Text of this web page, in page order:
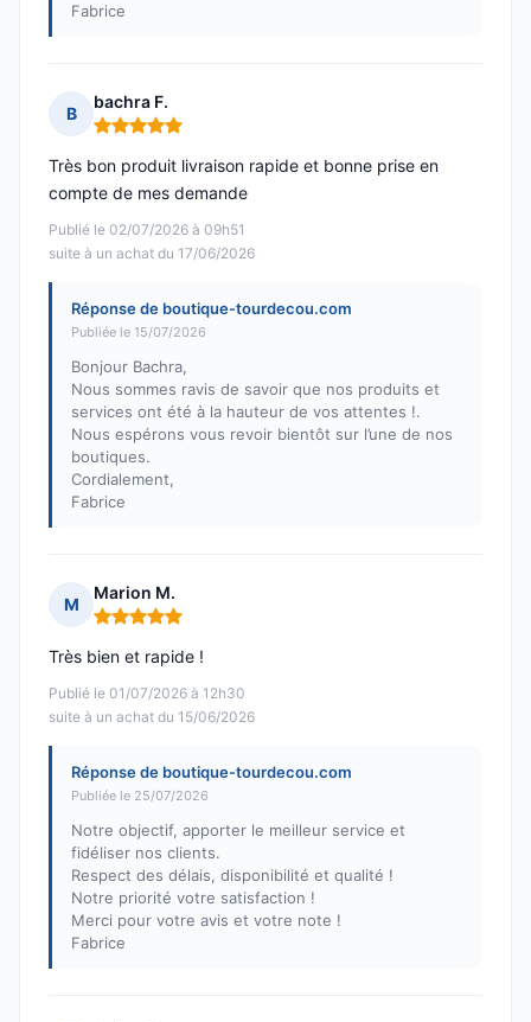
Fabrice
B
bachra F.
Note : 5 sur 5
Publié le 02/07/2026 à 09h51
suite à un achat du 17/06/2026
Très bon produit livraison rapide et bonne prise en
compte de mes demande
Réponse de boutique-tourdecou.com
Publiée le 15/07/2026
Bonjour Bachra,
Nous sommes ravis de savoir que nos produits et
services ont été à la hauteur de vos attentes !.
Nous espérons vous revoir bientôt sur l’une de nos
boutiques.
Cordialement,
Fabrice
M
Marion M.
Note : 5 sur 5
Publié le 01/07/2026 à 12h30
suite à un achat du 15/06/2026
Très bien et rapide !
Réponse de boutique-tourdecou.com
Publiée le 25/07/2026
Notre objectif, apporter le meilleur service et
fidéliser nos clients.
Respect des délais, disponibilité et qualité !
Notre priorité votre satisfaction !
Merci pour votre avis et votre note !
Fabrice